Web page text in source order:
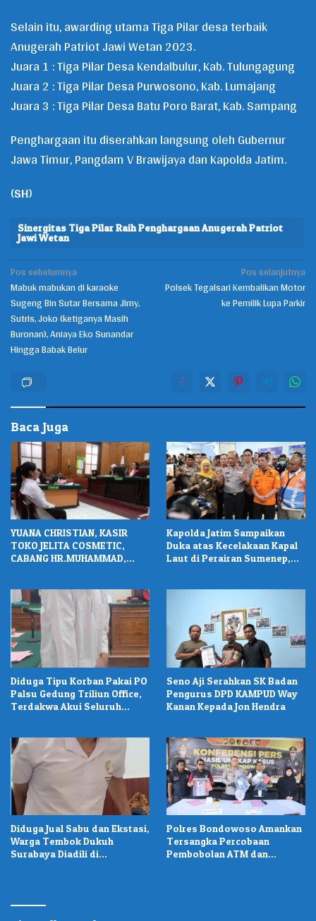
Selain itu, awarding utama Tiga Pilar desa terbaik
Anugerah Patriot Jawi Wetan 2023.
Juara 1 : Tiga Pilar Desa Kendalbulur, Kab. Tulungagung
Juara 2 : Tiga Pilar Desa Purwosono, Kab. Lumajang
Juara 3 : Tiga Pilar Desa Batu Poro Barat, Kab. Sampang
Penghargaan itu diserahkan langsung oleh Gubernur
Jawa Timur, Pangdam V Brawijaya dan Kapolda Jatim.
(SH)
Sinergitas Tiga Pilar Raih Penghargaan Anugerah Patriot
Jawi Wetan
Navigasi
pos
Pos sebelumnya
Mabuk mabukan di karaoke
Sugeng Bin Sutar Bersama Jimy,
Sutris, Joko (ketiganya Masih
Buronan), Aniaya Eko Sunandar
Hingga Babak Belur
Pos selanjutnya
Polsek Tegalsari Kembalikan Motor
ke Pemilik Lupa Parkir
Baca Juga
YUANA CHRISTIAN, KASIR
TOKO JELITA COSMETIC,
CABANG HR.MUHAMMAD,
Kapolda Jatim Sampaikan
Duka atas Kecelakaan Kapal
Laut di Perairan Sumenep,
Diduga Tipu Korban Pakai PO
Palsu Gedung Triliun Office,
Terdakwa Akui Seluruh
Seno Aji Serahkan SK Badan
Pengurus DPD KAMPUD Way
Kanan Kepada Jon Hendra
Diduga Jual Sabu dan Ekstasi,
Warga Tembok Dukuh
Surabaya Diadili di
Polres Bondowoso Amankan
Tersangka Percobaan
Pembobolan ATM dan